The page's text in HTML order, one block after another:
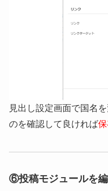
見出し設定画面で国名
のを確認して良ければ
⑥投稿モジュールを